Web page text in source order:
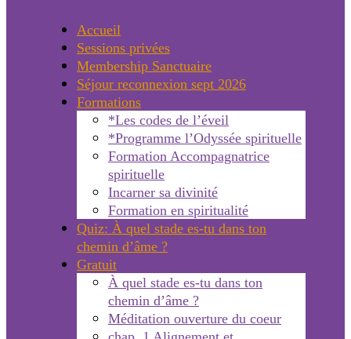
Accueil
Sessions privées
Membership Sanctuaire
Séjour reconnexion sept 2026
Formations
*Les codes de l’éveil
*Programme l’Odyssée spirituelle
Formation Accompagnatrice
spirituelle
Incarner sa divinité
Formation en spiritualité
Quiz: À quel stade es-tu dans ton
chemin d’âme ?
Gratuit
À quel stade es-tu dans ton
chemin d’âme ?
Méditation ouverture du coeur